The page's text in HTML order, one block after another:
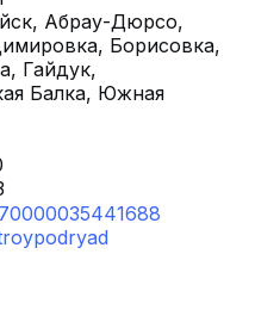
Абрау-Дюрсо,
Борисовка,
Гайдук,
Балка, Южная